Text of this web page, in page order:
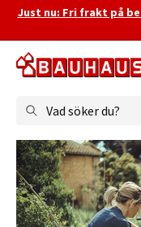
Just nu: Fri frakt på
Vad söker du?